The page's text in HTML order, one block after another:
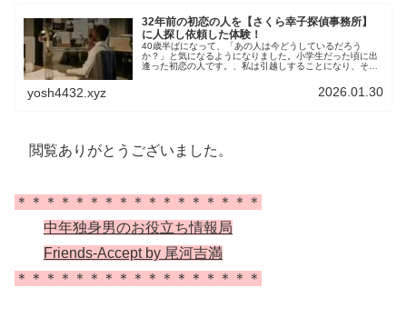
32年前の初恋の人を【さくら幸子探偵事務所】
に人探し依頼した体験！
40歳半ばになって、「あの人は今どうしているだろう
か？」と気になるようになりました。小学生だった頃に出
逢った初恋の人です。、私は引越しすることになり、それ
ている中、偶然にもネット広告で見つけた探偵事務所。そ
yosh4432.xyz 2026.01.30
閲覧ありがとうございました。
＊＊＊＊＊＊＊＊＊＊＊＊＊＊＊＊＊
中年独身男のお役立ち情報局
Friends-Accept by 尾河吉満
＊＊＊＊＊＊＊＊＊＊＊＊＊＊＊＊＊